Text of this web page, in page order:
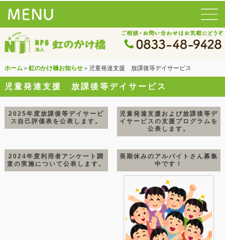
ホーム＞ 虹のかけ橋お知らせ＞児童発達支援 放課後等デイサービス
児童発達支援 放課後等デイサービス
2025年度放課後等デイサービ
ス自己評価表を公表します。
児童発達支援および放課後等デ
イサービスの支援プログラムを
公表します。
2024年度利用者アンケート調
査の実施について公表します。
長期休みのアルバイトさん募集
中です！